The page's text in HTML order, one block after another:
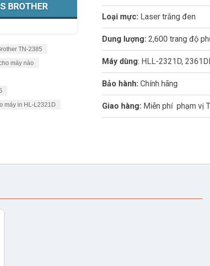
BROTHER
TN-2385
máy nào
máy in HL-L2321D
Loại mực: Laser trắng đen
Dung lượng: 2,600 trang độ
Máy dùng: HLL-2321D,
Bảo hành: Chính hãng
Giao hàng: Miễn phí phạm vị